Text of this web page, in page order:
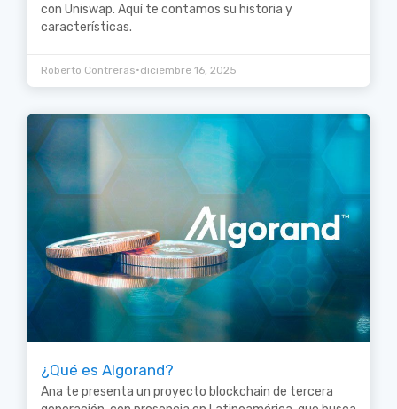
con Uniswap. Aquí te contamos su historia y
características.
Roberto Contreras•diciembre 16, 2025
¿Qué es Algorand?
Ana te presenta un proyecto blockchain de tercera